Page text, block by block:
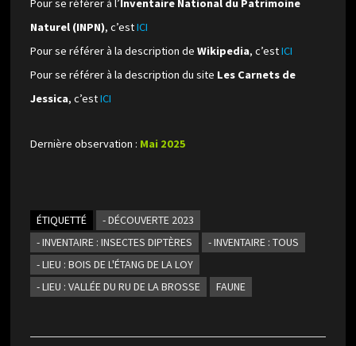
Pour se référer à l’ Inventaire National du Patrimoine
Naturel (INPN), c’estICI
Pour se référer à la description de Wikipedia, c’estICI
Pour se référer à la description du site Les Carnets de
Jessica, c’estICI
Dernière observation : Mai 2025
ÉTIQUETTÉ
- DÉCOUVERTE 2023
- INVENTAIRE : INSECTES DIPTÈRES
- INVENTAIRE : TOUS
- LIEU : BOIS DE L'ÉTANG DE LA LOY
- LIEU : VALLÉE DU RU DE LA BROSSE
FAUNE